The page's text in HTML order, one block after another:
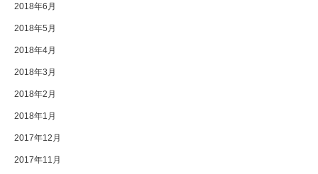
2018年6月
2018年5月
2018年4月
2018年3月
2018年2月
2018年1月
2017年12月
2017年11月